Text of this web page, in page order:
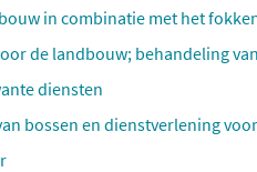
in combinatie met het
de landbouw; behandeling
diensten
bossen en dienstverlening